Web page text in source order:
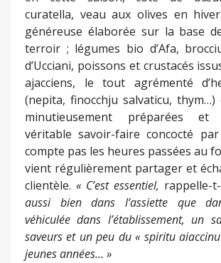
curatella, veau aux olives en
généreuse élaborée sur la base
terroir ; légumes bio d’Afa,
d’Ucciani, poissons et crustacés
ajacciens, le tout agrémenté
(nepita, finocchju salvaticu, thym…)
minutieusement préparées et
véritable savoir-faire concocté
compte pas les heures passées au
vient régulièrement partager et
clientèle. « C’est essentiel, rappelle-
aussi bien dans l’assiette que
véhiculée dans l’établissement, un
saveurs et un peu du « spiritu
jeunes années… »